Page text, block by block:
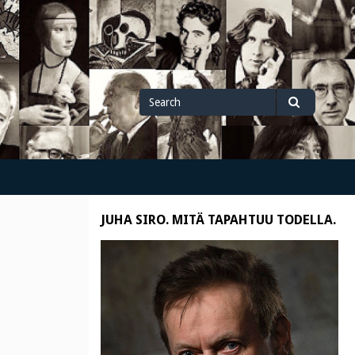
Search
for
Search
JUHA SIRO. MITÄ TAPAHTUU TODELLA.